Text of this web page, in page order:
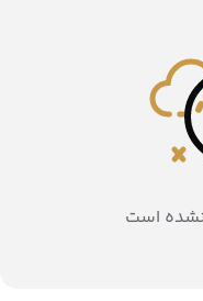
است